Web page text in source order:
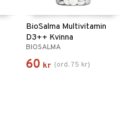
BioSalma Multivitamin
D3++ Kvinna
BIOSALMA
60 kr (ord.75 kr)